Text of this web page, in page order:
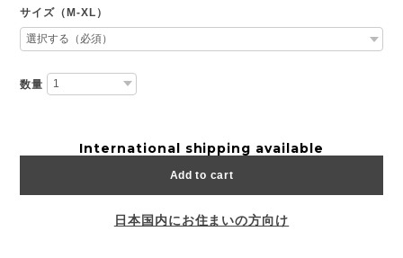
サイズ（M-XL）
数量
International shipping available
Add to cart
日本国内にお住まいの方向け